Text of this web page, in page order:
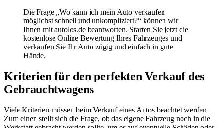
Die Frage „Wo kann ich mein Auto verkaufen
möglichst schnell und unkompliziert?“ können wir
Ihnen mit autolos.de beantworten. Starten Sie jetzt die
kostenlose Online Bewertung Ihres Fahrzeuges und
verkaufen Sie Ihr Auto zügig und einfach in gute
Hände.
Kriterien für den perfekten Verkauf des
Gebrauchtwagens
Viele Kriterien müssen beim Verkauf eines Autos beachtet werden.
Zum einen stellt sich die Frage, ob das eigene Fahrzeug noch in die